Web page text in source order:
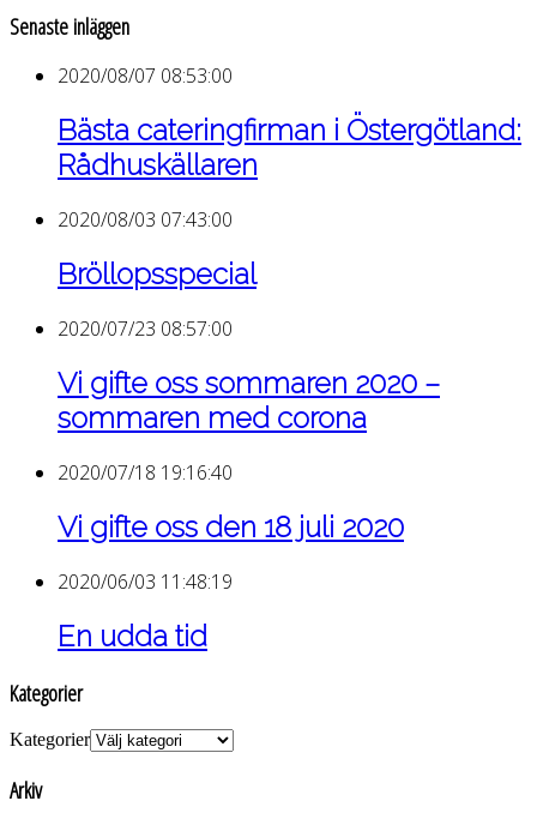
Senaste inläggen
2020/08/07 08:53:00
Bästa cateringfirman i Östergötland:
Rådhuskällaren
2020/08/03 07:43:00
Bröllopsspecial
2020/07/23 08:57:00
Vi gifte oss sommaren 2020 –
sommaren med corona
2020/07/18 19:16:40
Vi gifte oss den 18 juli 2020
2020/06/03 11:48:19
En udda tid
Kategorier
Kategorier
Arkiv